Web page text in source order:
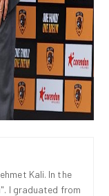
Kali. In the
I graduated from